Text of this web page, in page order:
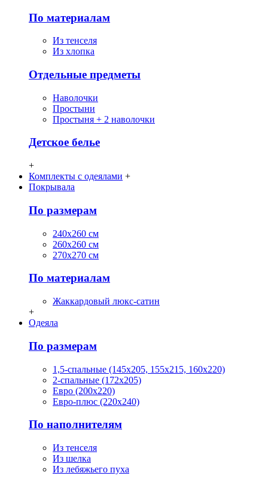
По материалам
Из тенселя
Из хлопка
Отдельные предметы
Наволочки
Простыни
Простыня + 2 наволочки
Детское белье
+
Комплекты с одеялами +
Покрывала
По размерам
240х260 см
260х260 см
270х270 см
По материалам
Жаккардовый люкс-сатин
+
Одеяла
По размерам
1,5-спальные (145х205, 155х215, 160х220)
2-спальные (172х205)
Евро (200х220)
Евро-плюс (220х240)
По наполнителям
Из тенселя
Из шелка
Из лебяжьего пуха